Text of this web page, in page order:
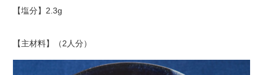
【塩分】2.3g
【主材料】（2人分）